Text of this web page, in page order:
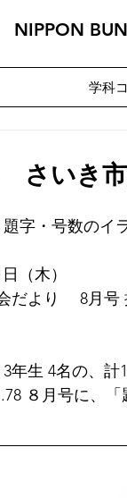
NIPPON
学科
さいき
字・号数のイ
8月1日（
だより　 8月
生 4名の、計
８月号に、